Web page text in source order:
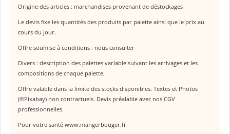
Origine des articles : marchandises provenant de déstockages
Le devis fixe les quantités des produits par palette ainsi que le prix au
cours du jour.
Offre soumise à conditions : nous consulter
Divers : description des palettes variable suivant les arrivages et les
compositions de chaque palette.
Offre valable dans la limite des stocks disponibles. Textes et Photos
(©Pixabay) non contractuels. Devis préalable avec nos CGV
professionnelles.
Pour votre santé www.mangerbouger.fr